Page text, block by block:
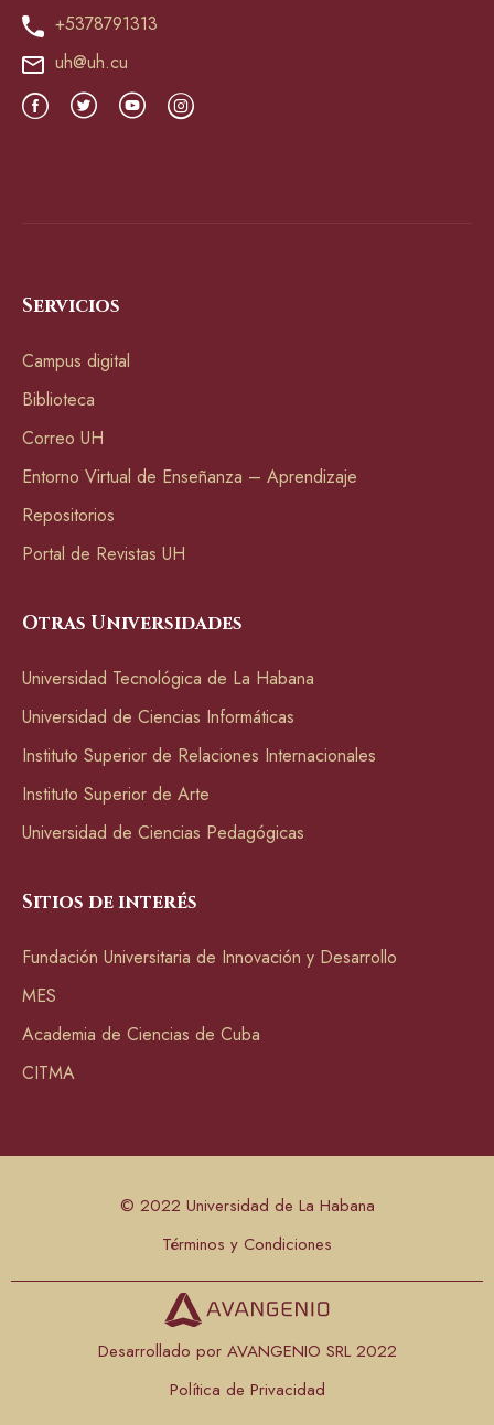
+5378791313
uh@uh.cu
Servicios
Campus digital
Biblioteca
Correo UH
Entorno Virtual de Enseñanza – Aprendizaje
Repositorios
Portal de Revistas UH
Otras Universidades
Universidad Tecnológica de La Habana
Universidad de Ciencias Informáticas
Instituto Superior de Relaciones Internacionales
Instituto Superior de Arte
Universidad de Ciencias Pedagógicas
Sitios de interés
Fundación Universitaria de Innovación y Desarrollo
MES
Academia de Ciencias de Cuba
CITMA
© 2022 Universidad de La Habana
Términos y Condiciones
Desarrollado por AVANGENIO SRL 2022
Política de Privacidad